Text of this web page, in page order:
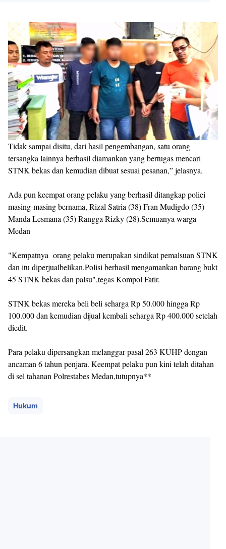
Tidak sampai disitu, dari hasil pengembangan, satu orang
tersangka lainnya berhasil diamankan yang bertugas mencari
STNK bekas dan kemudian dibuat sesuai pesanan,” jelasnya.
Ada pun keempat orang pelaku yang berhasil ditangkap poliei
masing-masing bernama, Rizal Satria (38) Fran Mudigdo (35)
Manda Lesmana (35) Rangga Rizky (28).Semuanya warga
Medan
"Kempatnya orang pelaku merupakan sindikat pemalsuan STNK
dan itu diperjualbelikan.Polisi berhasil mengamankan barang bukt
45 STNK bekas dan palsu",tegas Kompol Fatir.
STNK bekas mereka beli beli seharga Rp 50.000 hingga Rp
100.000 dan kemudian dijual kembali seharga Rp 400.000 setelah
diedit.
Para pelaku dipersangkan melanggar pasal 263 KUHP dengan
ancaman 6 tahun penjara. Keempat pelaku pun kini telah ditahan
di sel tahanan Polrestabes Medan,tutupnya**
Hukum